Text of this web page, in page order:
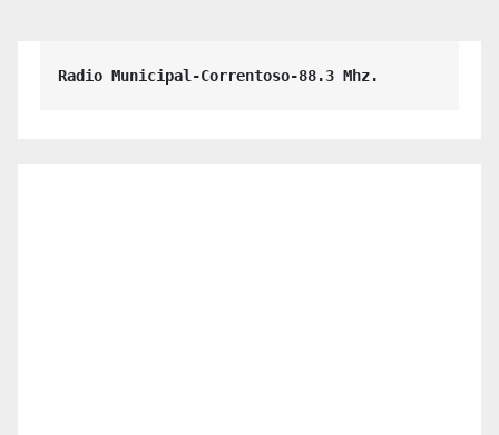
Radio Municipal-Correntoso-88.3 Mhz.